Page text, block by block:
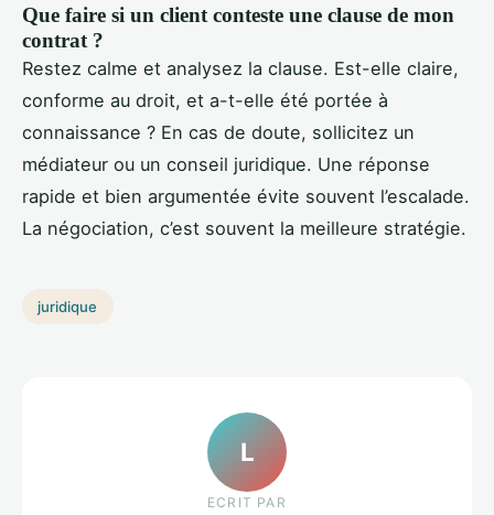
Que faire si un client conteste une clause de mon
contrat ?
Restez calme et analysez la clause. Est-elle claire,
conforme au droit, et a-t-elle été portée à
connaissance ? En cas de doute, sollicitez un
médiateur ou un conseil juridique. Une réponse
rapide et bien argumentée évite souvent l’escalade.
La négociation, c’est souvent la meilleure stratégie.
juridique
L
ECRIT PAR